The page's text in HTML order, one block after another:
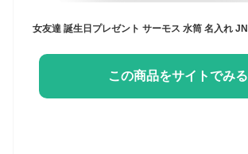
この商品をサイトでみる